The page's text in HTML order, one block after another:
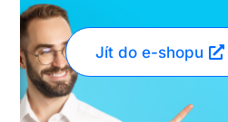
Jít do e-shopu